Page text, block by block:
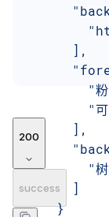
      ],
"粉
"可
      ],
"树
      ]
    }
200
success